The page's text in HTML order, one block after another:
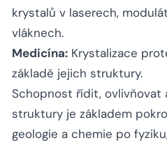
krystalů v laserech,
vláknech.
Medicína: Krystalizace
základě jejich struktury.
Schopnost řídit, ovlivňovat
struktury je základem
geologie a chemie po